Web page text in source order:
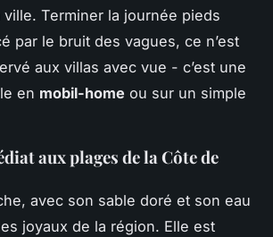
Terminer la journée pieds
par le bruit des vagues, ce n’est
aux villas avec vue - c’est une
en mobil-home ou sur un simple
aux plages de la Côte de
avec son sable doré et son eau
joyaux de la région. Elle est